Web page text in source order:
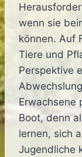
wenn sie
können. Auf
Tiere und
Perspektive
Erwachsene
Boot, denn
lernen, sich
Jugendliche